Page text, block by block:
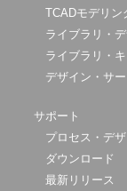
TCADモデリン
ライブラリ・
ライブラリ・
デザイン・サ
サポート
プロセス・デ
ダウンロード
最新リリース